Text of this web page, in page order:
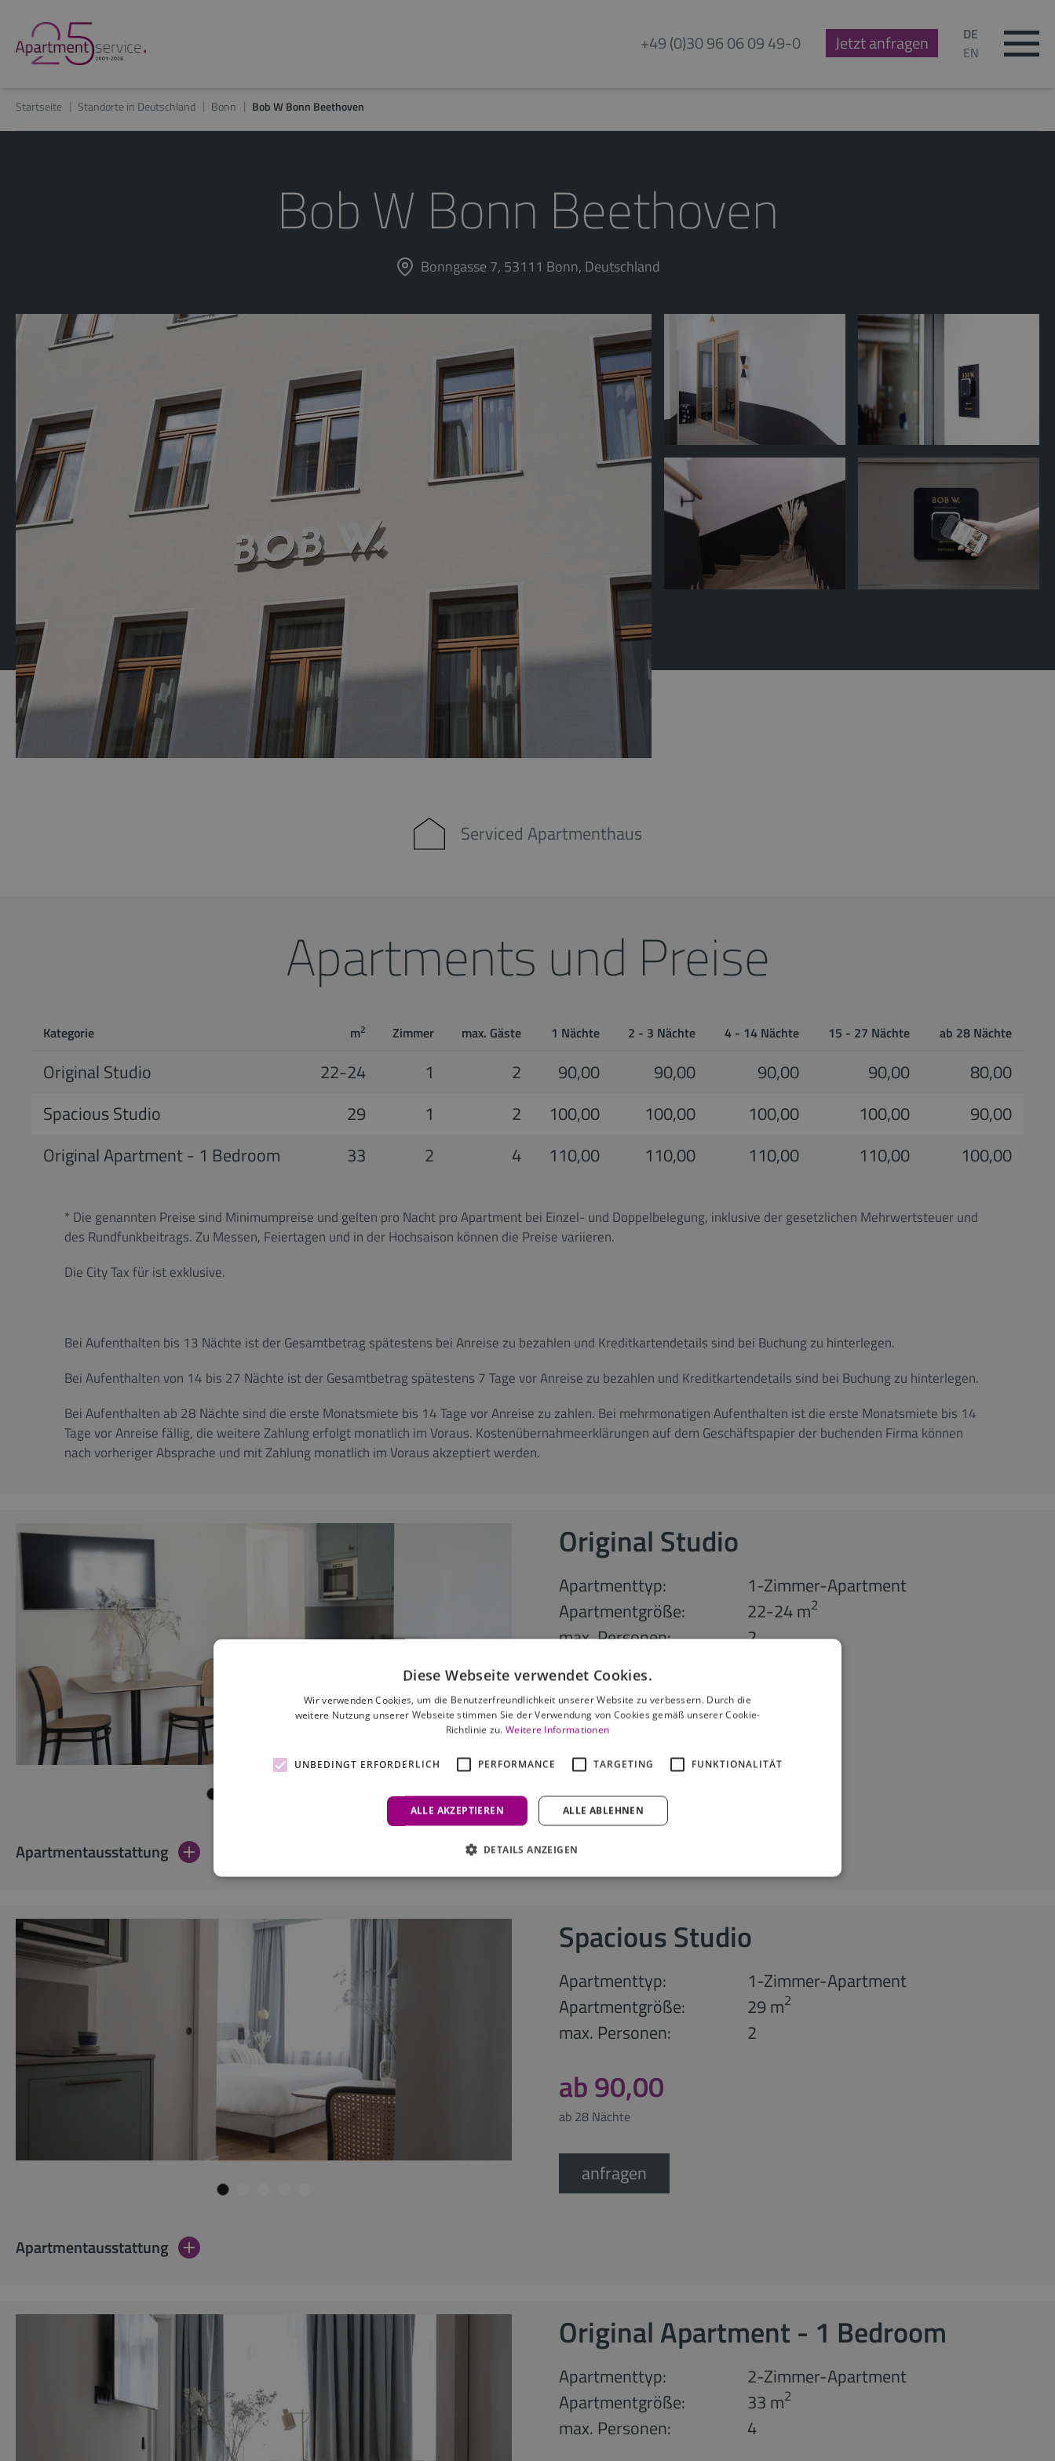
+49 (0)30 96 06 09 49-0 Jetzt anfragen
DE
EN
Startseite Standorte in Deutschland Bonn Bob W Bonn Beethoven
Bob W Bonn Beethoven
Bonngasse 7, 53111 Bonn, Deutschland
Serviced Apartmenthaus
Apartments und Preise
Kategorie m2 Zimmer max. Gäste 1 Nächte 2 - 3 Nächte 4 - 14 Nächte 15 - 27 Nächte ab 28 Nächte
Original Studio 22-24 1 2 90,00 90,00 90,00 90,00
80,00
Spacious Studio
29 1 2 100,00 100,00 100,00 100,00
90,00
Original Apartment - 1 Bedroom
33 2 4 110,00 110,00 110,00 110,00 100,00
* Die genannten Preise sind Minimumpreise und gelten pro Nacht pro Apartment bei Einzel- und Doppelbelegung, inklusive der gesetzlichen Mehrwertsteuer und
des Rundfunkbeitrags. Zu Messen, Feiertagen und in der Hochsaison können die Preise variieren.
Die City Tax für ist exklusive.
Bei Aufenthalten bis 13 Nächte ist der Gesamtbetrag spätestens bei Anreise zu bezahlen und Kreditkartendetails sind bei Buchung zu hinterlegen.
Bei Aufenthalten von 14 bis 27 Nächte ist der Gesamtbetrag spätestens 7 Tage vor Anreise zu bezahlen und Kreditkartendetails sind bei Buchung zu hinterlegen.
Bei Aufenthalten ab 28 Nächte sind die erste Monatsmiete bis 14 Tage vor Anreise zu zahlen. Bei mehrmonatigen Aufenthalten ist die erste Monatsmiete bis 14
Tage vor Anreise fällig, die weitere Zahlung erfolgt monatlich im Voraus. Kostenübernahmeerklärungen auf dem Geschäftspapier der buchenden Firma können
nach vorheriger Absprache und mit Zahlung monatlich im Voraus akzeptiert werden.
Original Studio
Apartmenttyp:
1-Zimmer-Apartment
Apartmentgröße:
22-24 m2
max. Personen: 2
ab 80,00
ab 28 Nächte
anfragen
Apartmentausstattung
Spacious Studio
Apartmenttyp:
1-Zimmer-Apartment
Apartmentgröße:
29 m2
max. Personen: 2
ab 90,00
ab 28 Nächte
anfragen
Apartmentausstattung
Original Apartment - 1 Bedroom
Apartmenttyp:
2-Zimmer-Apartment
Apartmentgröße:
33 m2
max. Personen: 4
Diese Webseite verwendet Cookies.
Wir verwenden Cookies, um die Benutzerfreundlichkeit unserer Website zu verbessern. Durch die
weitere Nutzung unserer Webseite stimmen Sie der Verwendung von Cookies gemäß unserer Cookie-
Richtlinie zu.Weitere Informationen
UNBEDINGT ERFORDERLICH PERFORMANCE TARGETING FUNKTIONALITÄT
ALLE AKZEPTIEREN ALLE ABLEHNEN
DETAILS ANZEIGEN